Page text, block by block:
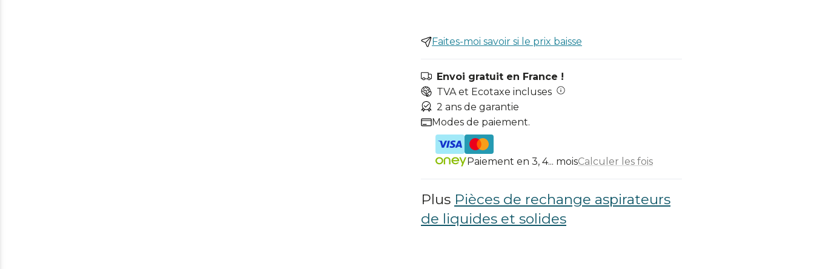
Faites-moi savoir si le prix baisse
Envoi gratuit en France !
TVA et Ecotaxe incluses
2 ans de garantie
Modes de paiement.
Paiement en 3, 4... moisCalculer les fois
Plus Pièces de rechange aspirateurs
de liquides et solides